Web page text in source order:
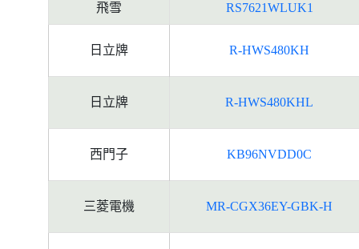
飛雪 RS7621WLUK1
日立牌 R-HWS480KH
日立牌 R-HWS480KHL
西門子 KB96NVDD0C
三菱電機 MR-CGX36EY-GBK-H